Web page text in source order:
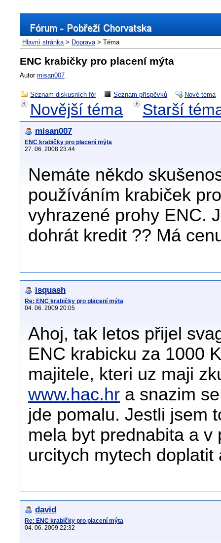
Hlavní stránka> Doprava> Téma
ENC krabičky pro placení mýta
Autor misan007
Seznam diskusních fór Seznam příspěvků Nové téma
Novější téma Starší
misan007
ENC krabičky pro placení mýta
27. 06. 2008 23:44
Nemáte někdo
používáním krabiček
vyhrazené prohy ENC.
dohrát kredit ?? Má
isquash
Re: ENC krabičky pro placení mýta
04. 06. 2009 20:05
Ahoj, tak letos přijel
ENC krabicku za 1000
majitele, kteri uz maji
www.hac.hr a snazim
jde pomalu. Jestli jsem
mela byt prednabita a
urcitych mytech doplatit
david
Re: ENC krabičky pro placení mýta
04. 06. 2009 22:32